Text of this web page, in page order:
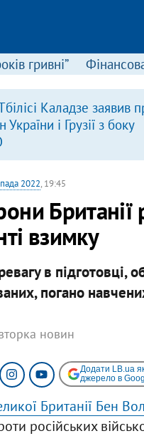
гривні”
Каладзе заявив
України і Грузії з боку
2022, 19:45
взимку
в підготовці,
погано
новин
Додати LB.ua
джерело в
Британії Бен
російських